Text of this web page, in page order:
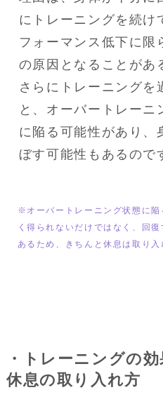
にトレーニングを続け
フォーマンス低下に限
の原因となることがあ
さらにトレーニングを
と、オーバートレーニ
に陥る可能性があり、
ぼす可能性もあるので
※オーバートレーニング状態に陥
く得られないだけではなく、回
あるため、きちんと休息は取り入
・トレーニングの
休息の取り入れ方